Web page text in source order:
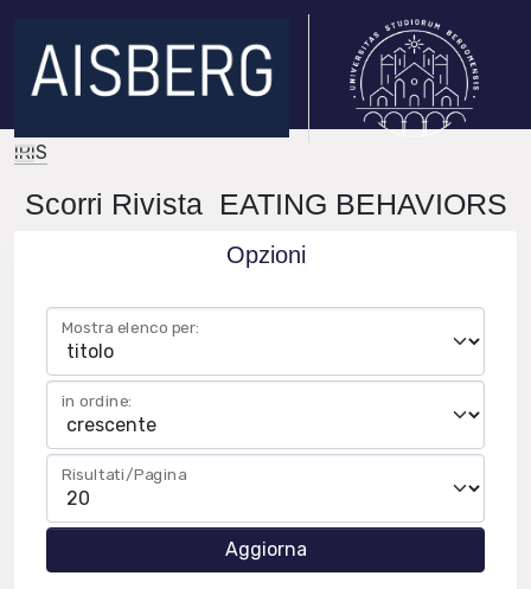
IRIS
Scorri Rivista EATING BEHAVIORS
Opzioni
Mostra elenco per:
in ordine:
Risultati/Pagina